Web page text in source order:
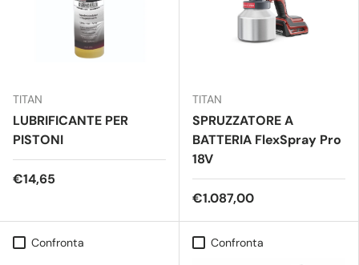
TITAN
LUBRIFICANTE PER
PISTONI
€14,65
TITAN
SPRUZZATORE A
BATTERIA FlexSpray Pro
18V
€1.087,00
Confronta Confronta